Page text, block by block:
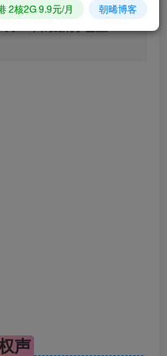
码】站长推荐3D仙侠
声
2核2G 9.9元/月 朝晞博客